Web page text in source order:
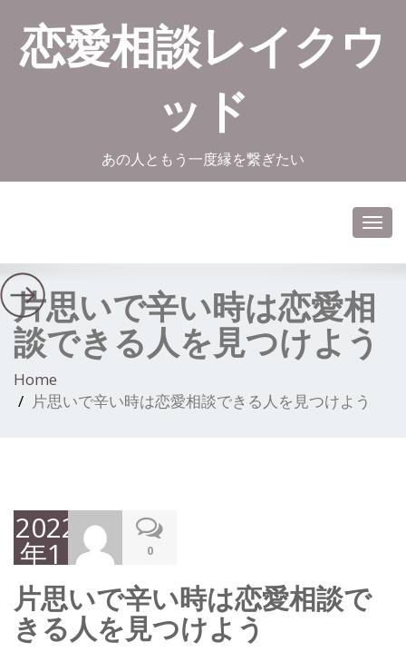
恋愛相談レイクウ
ッド
あの人ともう一度縁を繋ぎたい
片思いで辛い時は恋愛相
談できる人を見つけよう
Home
片思いで辛い時は恋愛相談できる人を見つけよう
2022
年1
月
14
日
0
片思いで辛い時は恋愛相談で
きる人を見つけよう